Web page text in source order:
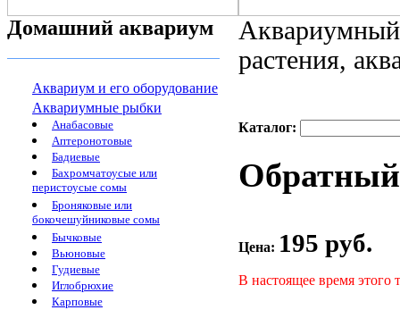
Домашний аквариум
Аквариум и его оборудование
Аквариумные рыбки
Анабасовые
Аптеронотовые
Бадиевые
Бахромчатоусые или
перистоусые сомы
Броняковые или
бокочешуйниковые сомы
Бычковые
Вьюновые
Гудиевые
Иглобрюхие
Карповые
растения,
Каталог:
Цена: 195 руб.
В настоящее время этого